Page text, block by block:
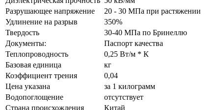
Разрушающее напряжение
20 - 30 МПа при растяжении
Удлинение на разрыв
350%
Твердость
30-40 МПа по Бринеллю
Документы:
Паспорт качества
Теплопроводность
0,25 Вт/м * К
Базовая единица
кг
Коэффициент трения
0,04
Цена указана
за 1 килограмм
Водопоглощение
отсутствует
Страна происхождения
Китай